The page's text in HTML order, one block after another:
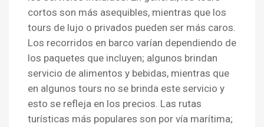
cortos son más asequibles, mientras que los
tours de lujo o privados pueden ser más caros.
Los recorridos en barco varían dependiendo de
los paquetes que incluyen; algunos brindan
servicio de alimentos y bebidas, mientras que
en algunos tours no se brinda este servicio y
esto se refleja en los precios. Las rutas
turísticas más populares son por vía marítima;